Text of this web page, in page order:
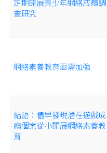
定期開展青少年網絡成癮調
查研究
網絡素養教育亟需加強
結語：儘早發現潛在遊戲成
癮個案從小開展網絡素養教
育